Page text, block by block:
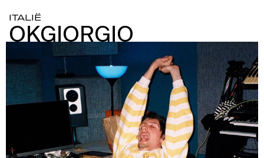
ITALIË
OKGIORGIO
OKGIORGIO